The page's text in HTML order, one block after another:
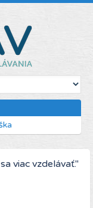
viac vzdelávať."